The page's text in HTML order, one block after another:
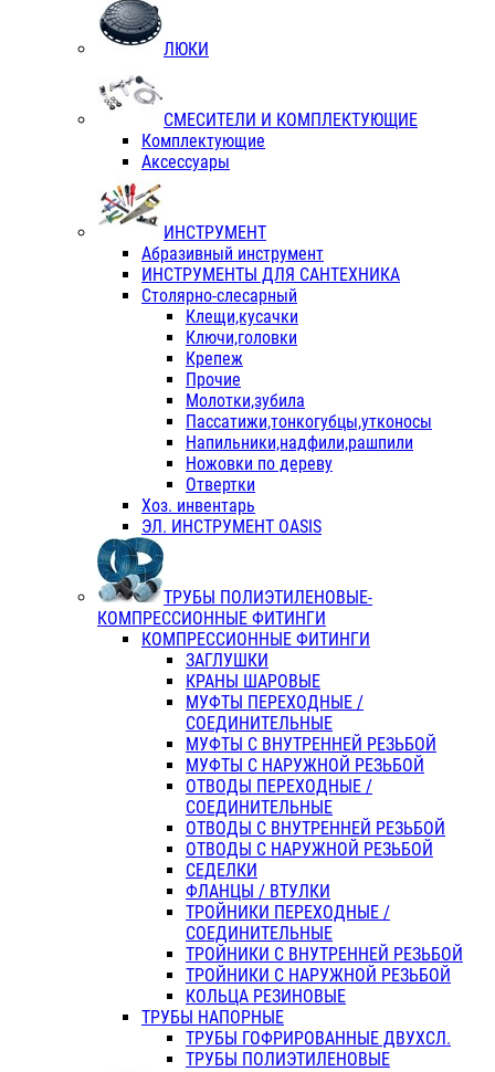
ЛЮКИ
СМЕСИТЕЛИ И КОМПЛЕКТУЮЩИЕ
Комплектующие
Аксессуары
ИНСТРУМЕНТ
Абразивный инструмент
ИНСТРУМЕНТЫ ДЛЯ САНТЕХНИКА
Столярно-слесарный
Клещи,кусачки
Ключи,головки
Крепеж
Прочие
Молотки,зубила
Пассатижи,тонкогубцы,утконосы
Напильники,надфили,рашпили
Ножовки по дереву
Отвертки
Хоз. инвентарь
ЭЛ. ИНСТРУМЕНТ OASIS
ТРУБЫ ПОЛИЭТИЛЕНОВЫЕ-
КОМПРЕССИОННЫЕ ФИТИНГИ
КОМПРЕССИОННЫЕ ФИТИНГИ
ЗАГЛУШКИ
КРАНЫ ШАРОВЫЕ
МУФТЫ ПЕРЕХОДНЫЕ /
СОЕДИНИТЕЛЬНЫЕ
МУФТЫ С ВНУТРЕННЕЙ РЕЗЬБОЙ
МУФТЫ С НАРУЖНОЙ РЕЗЬБОЙ
ОТВОДЫ ПЕРЕХОДНЫЕ /
СОЕДИНИТЕЛЬНЫЕ
ОТВОДЫ С ВНУТРЕННЕЙ РЕЗЬБОЙ
ОТВОДЫ С НАРУЖНОЙ РЕЗЬБОЙ
СЕДЕЛКИ
ФЛАНЦЫ / ВТУЛКИ
ТРОЙНИКИ ПЕРЕХОДНЫЕ /
СОЕДИНИТЕЛЬНЫЕ
ТРОЙНИКИ С ВНУТРЕННЕЙ РЕЗЬБОЙ
ТРОЙНИКИ С НАРУЖНОЙ РЕЗЬБОЙ
КОЛЬЦА РЕЗИНОВЫЕ
ТРУБЫ НАПОРНЫЕ
ТРУБЫ ГОФРИРОВАННЫЕ ДВУХСЛ.
ТРУБЫ ПОЛИЭТИЛЕНОВЫЕ